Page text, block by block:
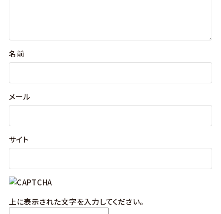
名前
メール
サイト
上に表示された文字を入力してください。